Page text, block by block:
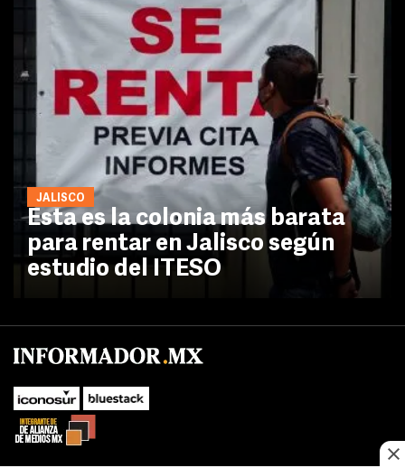
JALISCO
Esta es la colonia más barata
para rentar en Jalisco según
estudio del ITESO